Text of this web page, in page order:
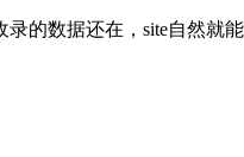
的数据还在，site自然就能